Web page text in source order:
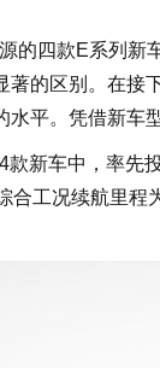
四款E系列新
著的区别。在接
平。凭借新车
车中，率先投
合工况续航里程